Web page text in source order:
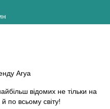
відомих не тільки на
по всьому світу!